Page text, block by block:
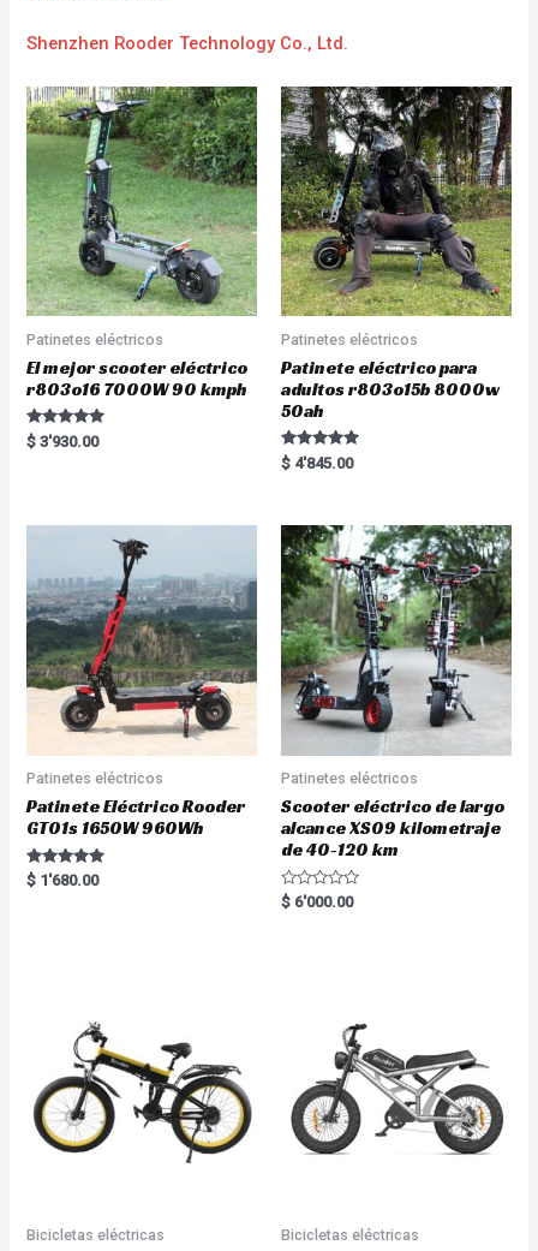
Shenzhen Rooder Technology Co., Ltd.
Patinetes eléctricos
El mejor scooter eléctrico
r803o16 7000W 90 kmph
Rated
5.00
$ 3'930.00
Patinetes eléctricos
Patinete eléctrico para
adultos r803o15b 8000w
50ah
Rated
5.00
$ 4'845.00
Patinetes eléctricos
Patinete Eléctrico Rooder
GT01s 1650W 960Wh
Rated
5.00
$ 1'680.00
Patinetes eléctricos
Scooter eléctrico de largo
alcance XS09 kilometraje
de 40-120 km
R
a
$ 6'000.00
Bicicletas eléctricas Bicicletas eléctricas